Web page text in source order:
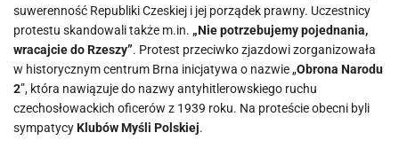
suwerenność Republiki Czeskiej i jej porządek prawny. Uczestnicy
protestu skandowali także m.in. „Nie potrzebujemy pojednania,
wracajcie do Rzeszy”. Protest przeciwko zjazdowi zorganizowała
w historycznym centrum Brna inicjatywa o nazwie „Obrona Narodu
2”, która nawiązuje do nazwy antyhitlerowskiego ruchu
czechosłowackich oficerów z 1939 roku. Na proteście obecni byli
sympatycyKlubów Myśli Polskiej.